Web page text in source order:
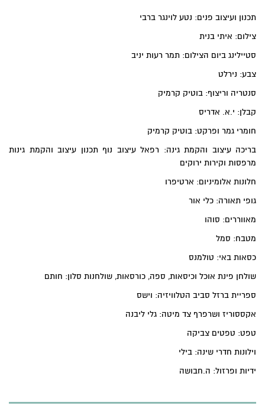
תכנון ועיצוב פנים: נטע לוינגר ברבי
צילום: איתי בנית
סטיילינג ביום הצילום: תמר רעות יניב
צבע: נירלט
סנטריה וריצוף: בוטיק קרמיק
קבלן: י.א. אדריס
חומרי גמר ופרקט: בוטיק קרמיק
בריכה עיצוב והקמת גינה: רפאל עיצוב נוף תכנון עיצוב והקמת גינות
מרפסות וקירות ירוקים
חלונות אלומיניום: ארטיפרו
גופי תאורה: כלי אור
מאווררים: סוהו
מטבח: סמל
כסאות באי: טולמנס
שולחן פינת אוכל וכיסאות, ספה, כורסאות, שולחנות סלון: חותם
ספריית ברזל סביב הטלוויזיה: וישס
אקססוריז ושרפרף צד מיטה: גלי ליבנה
טפט: טפטים צביקה
וילונות חדרי שינה: בילי
ידיות ופרזול: ה.חבושה